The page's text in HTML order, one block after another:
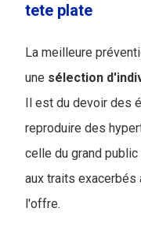
tete plate
La meilleure
une sélection
Il est du devoir des
reproduire des
celle du grand
aux traits exacerbés
l'offre.